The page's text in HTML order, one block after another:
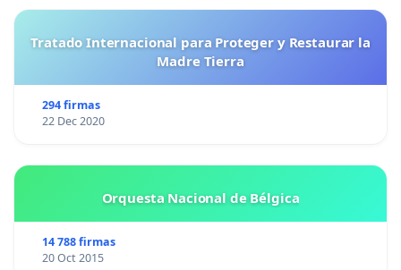
Tratado Internacional para Proteger y Restaurar la
Madre Tierra
294 firmas
22 Dec 2020
Orquesta Nacional de Bélgica
14 788 firmas
20 Oct 2015